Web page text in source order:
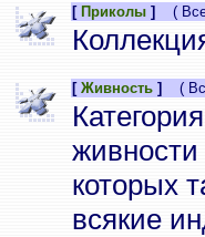
[ Приколы ] (
[ Живность ] (
которых
всякие